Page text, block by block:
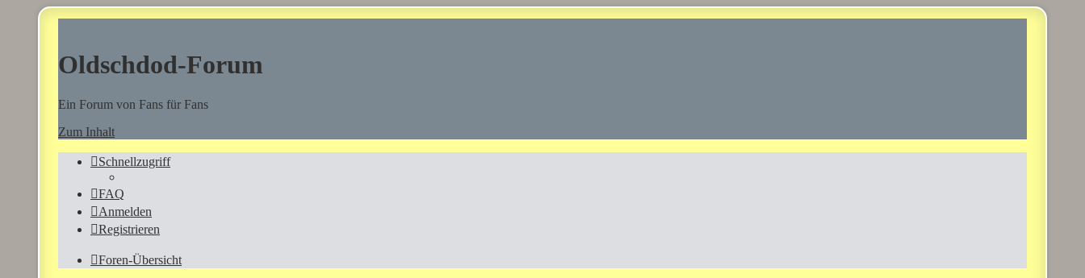
Oldschdod-Forum
Ein Forum von Fans für Fans
Zum Inhalt
Schnellzugriff
FAQ
Anmelden
Registrieren
Foren-Übersicht